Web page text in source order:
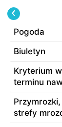
Pogoda
Biuletyn
Kryterium
terminu
strefy